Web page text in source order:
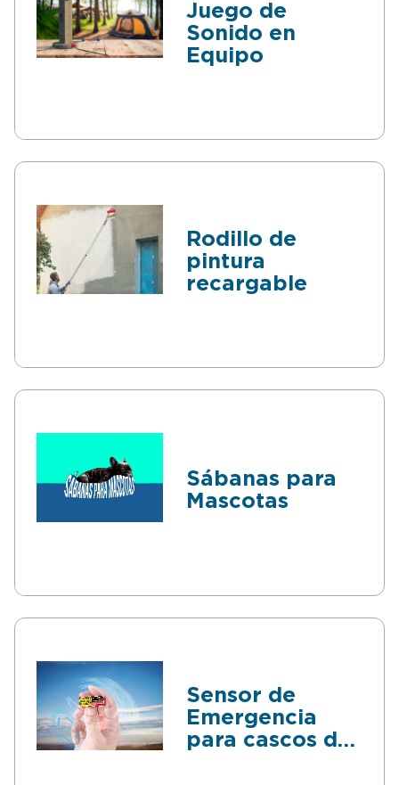
Juego de
Sonido en
Equipo
Rodillo de
pintura
recargable
Sábanas para
Mascotas
Sensor de
Emergencia
para cascos de